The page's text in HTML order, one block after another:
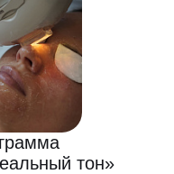
тон»